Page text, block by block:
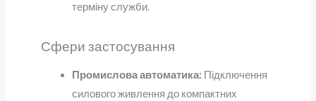
терміну служби.
Сфери застосування
Промислова автоматика: Підключення
силового живлення до компактних